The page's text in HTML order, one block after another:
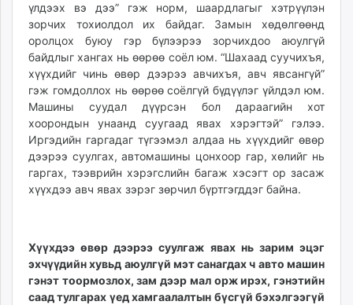
үлдээх вэ дээ” гэж норм, шаардлагыг хэтрүүлэн
зорчих тохиолдол их байдаг. Замын хөдөлгөөнд
оролцох буюу гэр бүлээрээ зорчихдоо аюулгүй
байдлыг хангах нь өөрөө соёл юм. “Шахаад суучихъя,
хүүхдийг чинь өвөр дээрээ авчихъя, авч явсангүй”
гэж гомдоллох нь өөрөө соёлгүй бүдүүлэг үйлдэл юм.
Машины суудал дүүрсэн бол дараагийн хот
хоорондын унаанд суугаад явах хэрэгтэй” гэлээ.
Иргэдийн гаргадаг түгээмэл алдаа нь хүүхдийг өвөр
дээрээ суулгах, автомашины цонхоор гар, хөлийг нь
гаргах, тээврийн хэрэгслийн багаж хэсэгт ор засаж
хүүхдээ авч явах зэрэг зөрчил бүртгэгддэг байна.
Хүүхдээ өвөр дээрээ суулгаж явах нь зарим эцэг
эхчүүдийн хувьд аюулгүй мэт санагдах ч авто машин
гэнэт тоормозлох, зам дээр мал орж ирэх, гэнэтийн
саад тулгарах үед хамгаалалтын бүсгүй бэхэлгээгүй